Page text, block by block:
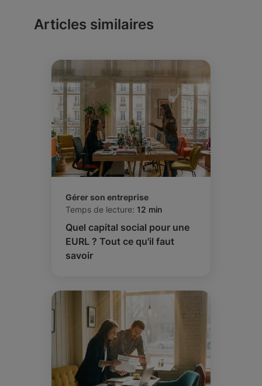
Articles similaires
Gérer son entreprise
Temps de lecture: 12 min
Quel capital social pour une
EURL ? Tout ce qu'il faut
savoir